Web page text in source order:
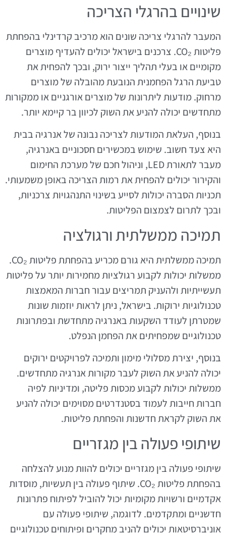
שינויים בהרגלי הצריכה
המעבר להרגלי צריכה שונים הוא מרכיב קרדינלי בהפחתת
פליטות CO₂. צרכנים בישראל יכולים להעדיף מוצרים
מקומיים או בעלי תהליך ייצור ירוק, ובכך להפחית את
טביעת הרגל הפחמנית הנובעת מהובלה של מוצרים
מרחוק. מודעות ליתרונות של מוצרים אורגניים או ממקורות
מתחדשים יכולה להניע את השוק לכיוון בר קיימא יותר.
בנוסף, העלאת המודעות לצריכה נבונה של אנרגיה בבית
היא צעד חשוב. שימוש במכשירים חסכוניים באנרגיה,
מעבר לתאורת LED, וניהול חכם של מערכת החימום
והקירור יכולים להפחית את רמות הצריכה באופן משמעותי.
תכניות הסברה יכולות לסייע בשינוי התנהגויות צרכניות,
ובכך לתרום לצמצום הפליטות.
תמיכה ממשלתית ורגולציה
תמיכה ממשלתית היא גורם מכריע בהפחתת פליטות CO₂.
ממשלות יכולות לקבוע רגולציות מחמירות יותר על פליטות
תעשייתיות ולהעניק תמריצים עבור חברות המאמצות
טכנולוגיות ירוקות. בישראל, ניתן לראות יוזמות שונות
שמטרתן לעודד השקעות באנרגיה מתחדשת ובפתרונות
טכנולוגיים שמפחיתים את הפחמן הנפלט.
בנוסף, יצירת מסלולי מימון ותמיכה לפרויקטים ירוקים
יכולה להניע את השוק לעבר מקורות אנרגיה מתחדשים.
ממשלות יכולות לקבוע מכסות פליטה, ומדיניות לפיה
חברות חייבות לעמוד בסטנדרטים מסוימים יכולה להניע
את השוק לקראת חדשנות והפחתת פליטות.
שיתופי פעולה בין מגזריים
שיתופי פעולה בין מגזריים יכולים להוות מנוע להצלחה
בהפחתת פליטות CO₂. שיתוף פעולה בין תעשיות, מוסדות
אקדמיים ורשויות מקומיות יכול להוביל לפיתוח פתרונות
חדשניים ומתקדמים. לדוגמה, שיתופי פעולה עם
אוניברסיטאות יכולים להניב מחקרים ופיתוחים טכנולוגיים